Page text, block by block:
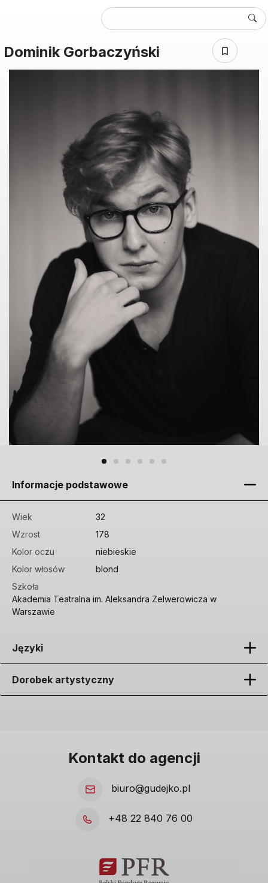
Dominik Gorbaczyński
Informacje podstawowe
Wiek
32
Wzrost
178
Kolor oczu
niebieskie
Kolor włosów
blond
Szkoła
Akademia Teatralna im. Aleksandra Zelwerowicza w
Warszawie
Języki
Dorobek artystyczny
Kontakt do agencji
biuro@gudejko.pl
+48 22 840 76 00